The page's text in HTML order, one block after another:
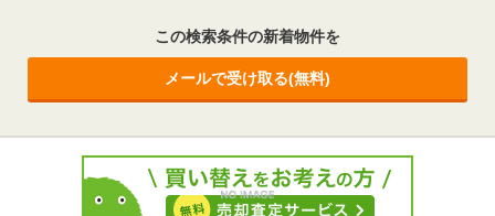
この検索条件の新着物件を
メールで受け取る(無料)